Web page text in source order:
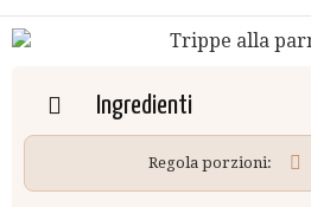
Ingredienti
Regola porzioni: